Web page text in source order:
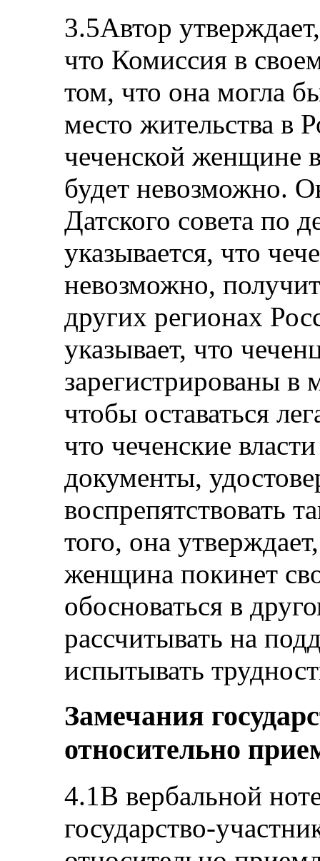
3.5Автор
что Комиссия в
том, что она могла
место жительства в
чеченской женщине
будет невозможно.
Датского совета по
указывается, что
невозможно,
других регионах
указывает, что
зарегистрированы в
чтобы оставаться
что чеченские
документы,
воспрепятствовать
того, она
женщина покинет
обосноваться в
рассчитывать на
испытывать
Замечания
относительно
4.1В вербальной
государство-